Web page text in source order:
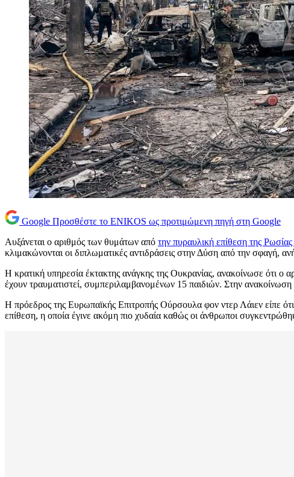
Google Προσθέστε το ENIKOS ως προτιμώμενη πηγή στη Google
Αυξάνεται ο αριθμός των θυμάτων από την πυραυλική επίθεση της
κλιμακώνονται οι διπλωματικές αντιδράσεις στην Δύση από την σφαγή,
Η κρατική υπηρεσία έκτακτης ανάγκης της Ουκρανίας, ανακοίνωσε ότι
έχουν τραυματιστεί, συμπεριλαμβανομένων 15 παιδιών. Στην
Η πρόεδρος της Ευρωπαϊκής Επιτροπής Ούρσουλα φον ντερ Λάιεν είπε
επίθεση, η οποία έγινε ακόμη πιο χυδαία καθώς οι άνθρωποι